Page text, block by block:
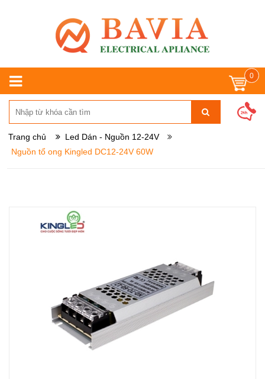
0
Trang chủ
Led Dán - Nguồn 12-24V
Nguồn tổ ong Kingled DC12-24V 60W